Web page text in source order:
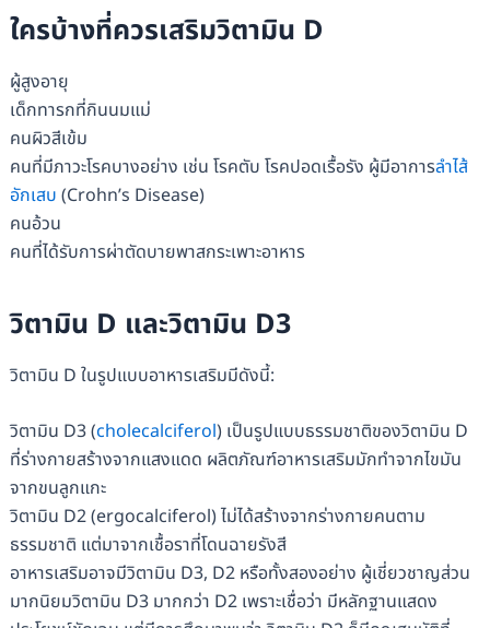
ใครบ้างที่ควรเสริมวิตามิน D
ผู้สูงอายุ
เด็กทารกที่กินนมแม่
คนผิวสีเข้ม
คนที่มีภาวะโรคบางอย่าง เช่น โรคตับ โรคปอดเรื้อรัง ผู้มีอาการลำไส้
อักเสบ (Crohn’s Disease)
คนอ้วน
คนที่ได้รับการผ่าตัดบายพาสกระเพาะอาหาร
วิตามิน D และวิตามิน D3
วิตามิน D ในรูปแบบอาหารเสริมมีดังนี้:
วิตามิน D3 (cholecalciferol) เป็นรูปแบบธรรมชาติของวิตามิน D
ที่ร่างกายสร้างจากแสงแดด ผลิตภัณฑ์อาหารเสริมมักทำจากไขมัน
จากขนลูกแกะ
วิตามิน D2 (ergocalciferol) ไม่ได้สร้างจากร่างกายคนตาม
ธรรมชาติ แต่มาจากเชื้อราที่โดนฉายรังสี
อาหารเสริมอาจมีวิตามิน D3, D2 หรือทั้งสองอย่าง ผู้เชี่ยวชาญส่วน
มากนิยมวิตามิน D3 มากกว่า D2 เพราะเชื่อว่า มีหลักฐานแสดง